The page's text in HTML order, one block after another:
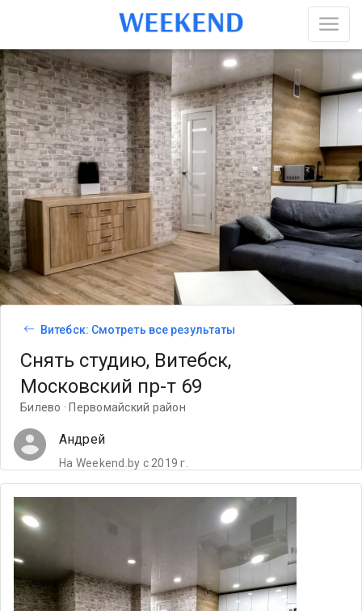
Витебск: Смотреть все результаты
Снять студию, Витебск,
Московский пр-т 69
Билево · Первомайский район
Андрей
На Weekend.by с 2019 г.